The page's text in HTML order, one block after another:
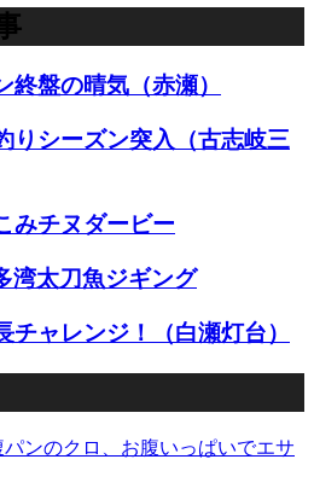
終盤の晴気（赤瀬）
りシーズン突入（古志岐三
みチヌダービー
湾太刀魚ジギング
チャレンジ！（白瀬灯台）